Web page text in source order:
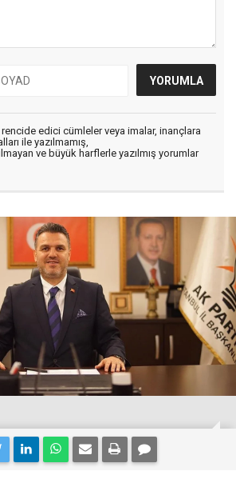
edici cümleler veya imalar, inançlara
ile yazılmamış,
ve büyük harflerle yazılmış yorumlar